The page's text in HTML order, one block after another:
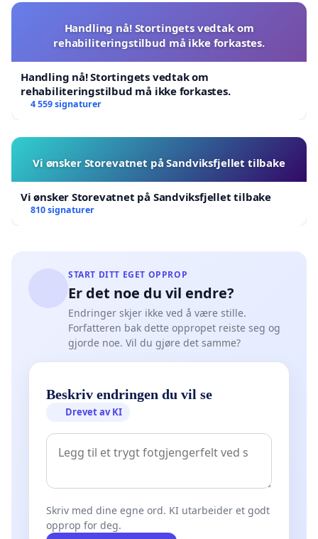
Handling nå! Stortingets vedtak om
rehabiliteringstilbud må ikke forkastes.
Handling nå! Stortingets vedtak om
rehabiliteringstilbud må ikke forkastes.
4 559 signaturer
Vi ønsker Storevatnet på Sandviksfjellet tilbake
Vi ønsker Storevatnet på Sandviksfjellet tilbake
810 signaturer
START DITT EGET OPPROP
Er det noe du vil endre?
Endringer skjer ikke ved å være stille.
Forfatteren bak dette oppropet reiste seg og
gjorde noe. Vil du gjøre det samme?
Beskriv endringen du vil se
Drevet av KI
Skriv med dine egne ord. KI utarbeider et godt
opprop for deg.